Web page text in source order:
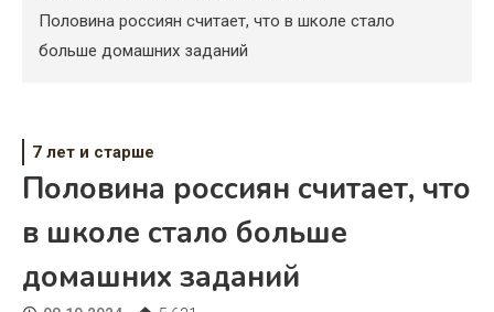
Психология
Дом
Жизнь
Хобби
Половина россиян считает, что в школе стало
больше домашних заданий
7 лет и старше
Половина россиян считает, что
в школе стало больше
домашних заданий